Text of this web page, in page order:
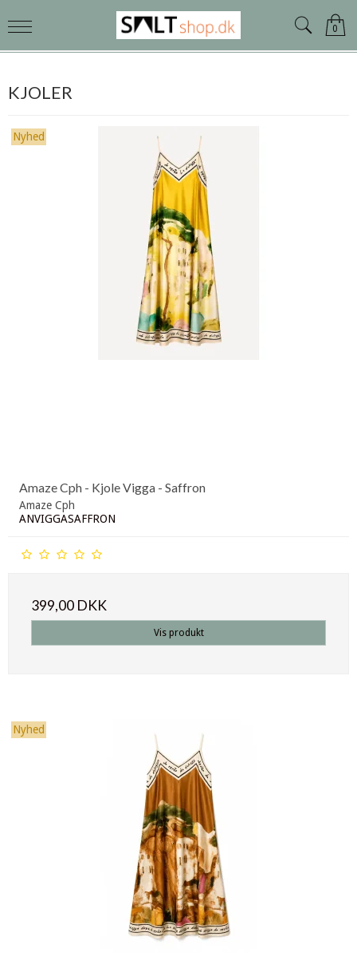
0
KJOLER
Nyhed
Amaze Cph - Kjole Vigga - Saffron
Amaze Cph
ANVIGGASAFFRON
399,00 DKK
Vis produkt
Nyhed